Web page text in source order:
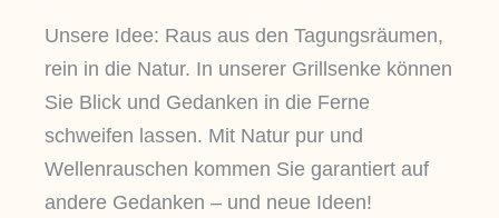
Unsere Idee: Raus aus den Tagungsräumen,
rein in die Natur. In unserer Grillsenke können
Sie Blick und Gedanken in die Ferne
schweifen lassen. Mit Natur pur und
Wellenrauschen kommen Sie garantiert auf
andere Gedanken – und neue Ideen!